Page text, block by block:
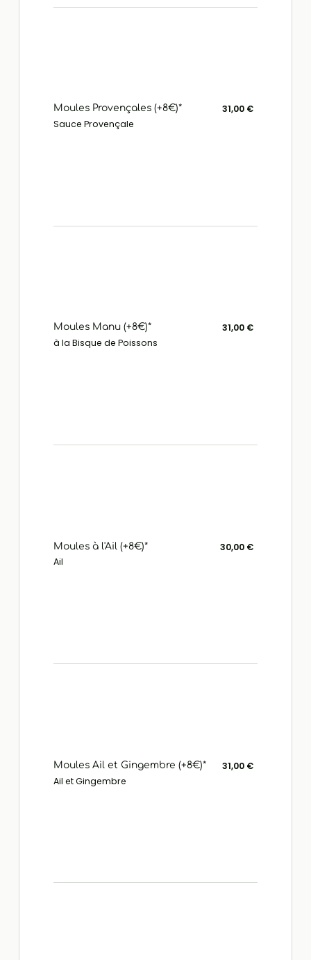
Moules Provençales (+8€)*
Sauce Provençale
31,00 €
Moules Manu (+8€)*
à la Bisque de Poissons
31,00 €
Moules à l'Ail (+8€)*
Ail
30,00 €
Moules Ail et Gingembre (+8€)*
Ail et Gingembre
31,00 €